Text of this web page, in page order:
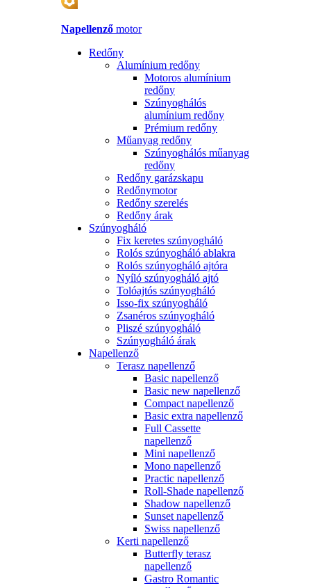
Napellenző motor
Redőny
Alumínium redőny
Motoros alumínium
redőny
Szúnyoghálós
alumínium redőny
Prémium redőny
Műanyag redőny
Szúnyoghálós műanyag
redőny
Redőny garázskapu
Redőnymotor
Redőny szerelés
Redőny árak
Szúnyogháló
Fix keretes szúnyogháló
Rolós szúnyogháló ablakra
Rolós szúnyogháló ajtóra
Nyíló szúnyogháló ajtó
Tolóajtós szúnyogháló
Isso-fix szúnyogháló
Zsanéros szúnyogháló
Pliszé szúnyogháló
Szúnyogháló árak
Napellenző
Terasz napellenző
Basic napellenző
Basic new napellenző
Compact napellenző
Basic extra napellenző
Full Cassette
napellenző
Mini napellenző
Mono napellenző
Practic napellenző
Roll-Shade napellenző
Shadow napellenző
Sunset napellenző
Swiss napellenző
Kerti napellenző
Butterfly terasz
napellenző
Gastro Romantic